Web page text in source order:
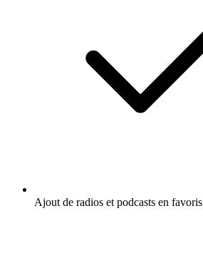
Ajout de radios et podcasts en favoris